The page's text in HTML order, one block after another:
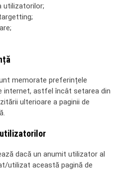
utilizatorilor;
memorate preferințele
internet, astfel încât setarea din
ulterioare a paginii de
utilizatorilor
dacă un anumit utilizator al
utilizat această pagină de